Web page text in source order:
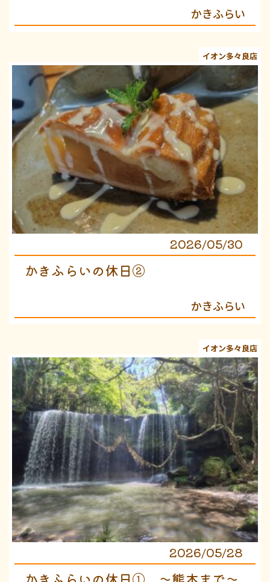
かきふらい
イオン多々良店
2026/05/30
かきふらいの休日②
かきふらい
イオン多々良店
2026/05/28